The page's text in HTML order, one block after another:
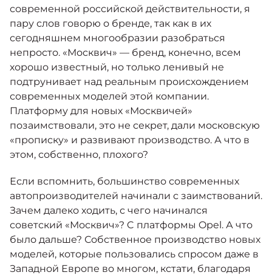
Москвич 6
Яркий динамичный седан
от 2 237 000 ₽*
Москвич 3 с ручным
управлением (РУ)
Кроссовер, создающий равные
возможности
от 2 069 000 ₽*
Москвич 8
Практичный семиместный
кроссовер
от 3 125 000 ₽*
Кредитные программы
Спецпредложения
Калькулятор трейд-ин
Моторное масло
АКСЕССУАРЫ
КОНТАКТЫ
современной российской действительности, я
пару слов говорю о бренде, так как в их
сегодняшнем многообразии разобраться
непросто. «Москвич» — бренд, конечно, всем
хорошо известный, но только ленивый не
подтрунивает над реальным происхождением
современных моделей этой компании.
Платформу для новых «Москвичей»
позаимствовали, это не секрет, дали московскую
«прописку» и развивают производство. А что в
этом, собственно, плохого?
Если вспомнить, большинство современных
автопроизводителей начинали с заимствований.
Зачем далеко ходить, с чего начинался
советский «Москвич»? C платформы Opel. А что
было дальше? Собственное производство новых
моделей, которые пользовались спросом даже в
Западной Европе во многом, кстати, благодаря